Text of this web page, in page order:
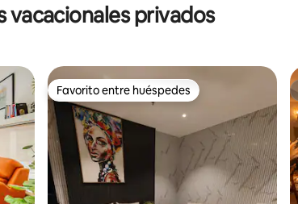
privados
Favorito entre huéspedes
Favorito entre huéspedes